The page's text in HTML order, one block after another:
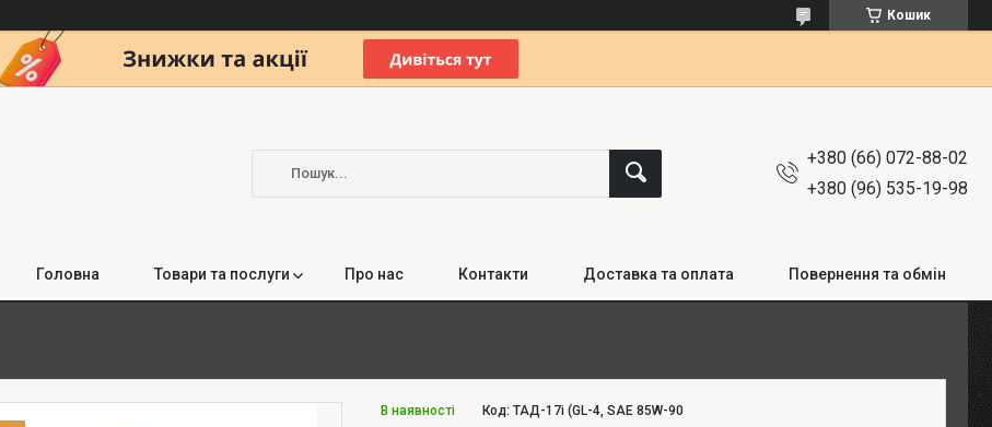
Кошик
+380 (66) 072-88-02
+380 (96) 535-19-98
Головна Товари та послуги Про нас Контакти Доставка та оплата Повернення та обмін
В наявності Код:ТАД-17і (GL-4, SAE 85W-90